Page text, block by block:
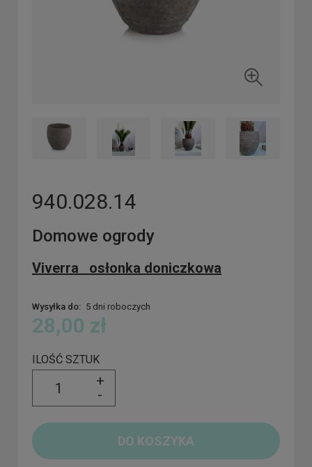
940.028.14
Domowe ogrody
Viverra osłonka doniczkowa
Wysyłka do: 5 dni roboczych
28,00 zł
ILOŚĆ SZTUK
+
-
DO KOSZYKA